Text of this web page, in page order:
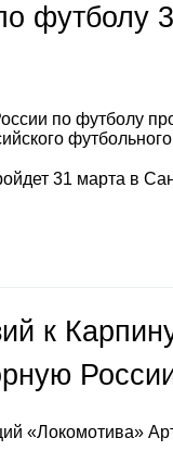
футболу
по футболу
31 марта в
к
«Локомотива»